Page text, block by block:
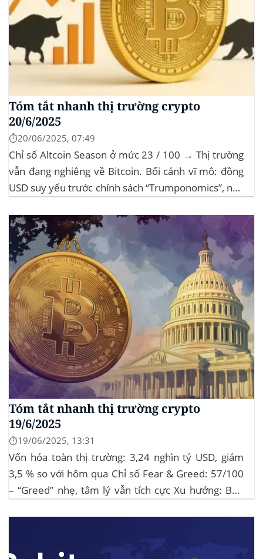
Tóm tắt nhanh thị trường crypto
20/6/2025
⏱️20/06/2025, 07:49
Chỉ số Altcoin Season ở mức 23 / 100 → Thị trường
vẫn đang nghiêng về Bitcoin. Bối cảnh vĩ mô: đồng
USD suy yếu trước chính sách “Trumponomics”, nhà
Sự kiện Chi tiết Hack 100 triệu USD...
Tóm tắt nhanh thị trường crypto
19/6/2025
⏱️19/06/2025, 13:31
Vốn hóa toàn thị trường: 3,24 nghìn tỷ USD, giảm
3,5 % so với hôm qua Chỉ số Fear & Greed: 57/100
– “Greed” nhẹ, tâm lý vẫn tích cực Xu hướng: BTC